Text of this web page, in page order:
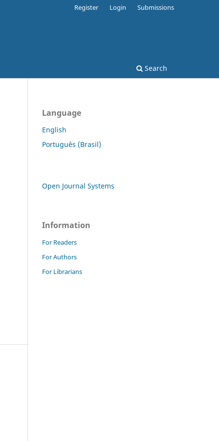
Search
Register Login Submissions
Language
English
Português (Brasil)
Open Journal Systems
Information
For Readers
For Authors
For Librarians